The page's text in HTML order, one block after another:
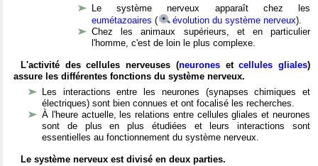
Le système nerveux apparaît chez les
eumétazoaires ( évolution du système nerveux).
Chez les animaux supérieurs, et en particulier
l'homme, c'est de loin le plus complexe.
L'activité des cellules nerveuses (neuronesetcellules gliales)
assure les différentes fonctions du système nerveux.
Les interactions entre les neurones (synapses chimiques et
électriques) sont bien connues et ont focalisé les recherches.
À l'heure actuelle, les relations entre cellules gliales et neurones
sont de plus en plus étudiées et leurs interactions sont
essentielles au fonctionnement du système nerveux.
Le système nerveux est divisé en deux parties.